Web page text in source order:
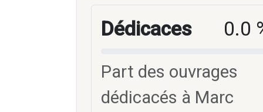
Dédicaces 0.0
Part des ouvrages
dédicacés à Marc